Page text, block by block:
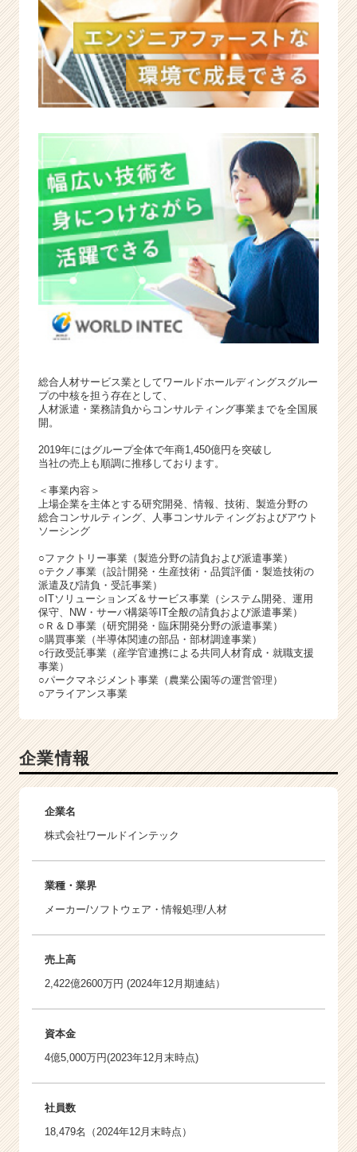
総合人材サービス業としてワールドホールディングスグルー
プの中核を担う存在として、
人材派遣・業務請負からコンサルティング事業までを全国展
開。
2019年にはグループ全体で年商1,450億円を突破し
当社の売上も順調に推移しております。
＜事業内容＞
上場企業を主体とする研究開発、情報、技術、製造分野の
総合コンサルティング、人事コンサルティングおよびアウト
ソーシング
○ファクトリー事業（製造分野の請負および派遣事業）
○テクノ事業（設計開発・生産技術・品質評価・製造技術の
派遣及び請負・受託事業）
○ITソリューションズ＆サービス事業（システム開発、運用
保守、NW・サーバ構築等IT全般の請負および派遣事業）
○Ｒ＆Ｄ事業（研究開発・臨床開発分野の派遣事業）
○購買事業（半導体関連の部品・部材調達事業）
○行政受託事業（産学官連携による共同人材育成・就職支援
事業）
○パークマネジメント事業（農業公園等の運営管理）
○アライアンス事業
企業情報
企業名
株式会社ワールドインテック
業種・業界
メーカー/ソフトウェア・情報処理/人材
売上高
2,422億2600万円 (2024年12月期連結）
資本金
4億5,000万円(2023年12月末時点)
社員数
18,479名（2024年12月末時点）